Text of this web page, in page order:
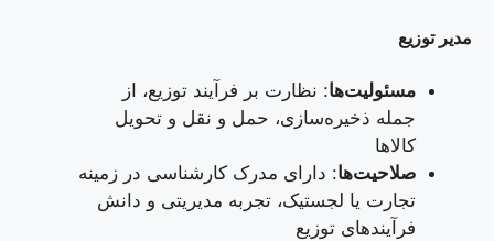
مدیر توزیع
مسئولیت‌ها: نظارت بر فرآیند توزیع، از
جمله ذخیره‌سازی، حمل و نقل و تحویل
کالاها
صلاحیت‌ها: دارای مدرک کارشناسی در زمینه
تجارت یا لجستیک، تجربه مدیریتی و دانش
فرآیندهای توزیع